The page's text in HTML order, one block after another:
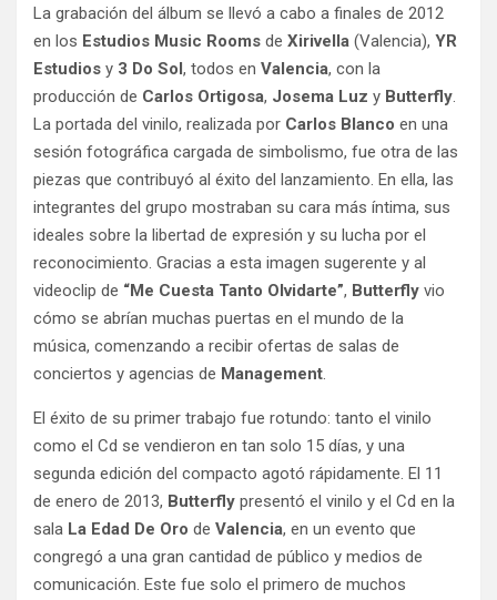
La grabación del álbum se llevó a cabo a finales de 2012
en los Estudios Music Rooms de Xirivella (Valencia), YR
Estudios y 3 Do Sol, todos en Valencia, con la
producción de Carlos Ortigosa, Josema Luz y Butterfly.
La portada del vinilo, realizada por Carlos Blanco en una
sesión fotográfica cargada de simbolismo, fue otra de las
piezas que contribuyó al éxito del lanzamiento. En ella, las
integrantes del grupo mostraban su cara más íntima, sus
ideales sobre la libertad de expresión y su lucha por el
reconocimiento. Gracias a esta imagen sugerente y al
videoclip de “Me Cuesta Tanto Olvidarte”, Butterfly vio
cómo se abrían muchas puertas en el mundo de la
música, comenzando a recibir ofertas de salas de
conciertos y agencias de Management.
El éxito de su primer trabajo fue rotundo: tanto el vinilo
como el Cd se vendieron en tan solo 15 días, y una
segunda edición del compacto agotó rápidamente. El 11
de enero de 2013, Butterfly presentó el vinilo y el Cd en la
sala La Edad De Oro de Valencia, en un evento que
congregó a una gran cantidad de público y medios de
comunicación. Este fue solo el primero de muchos